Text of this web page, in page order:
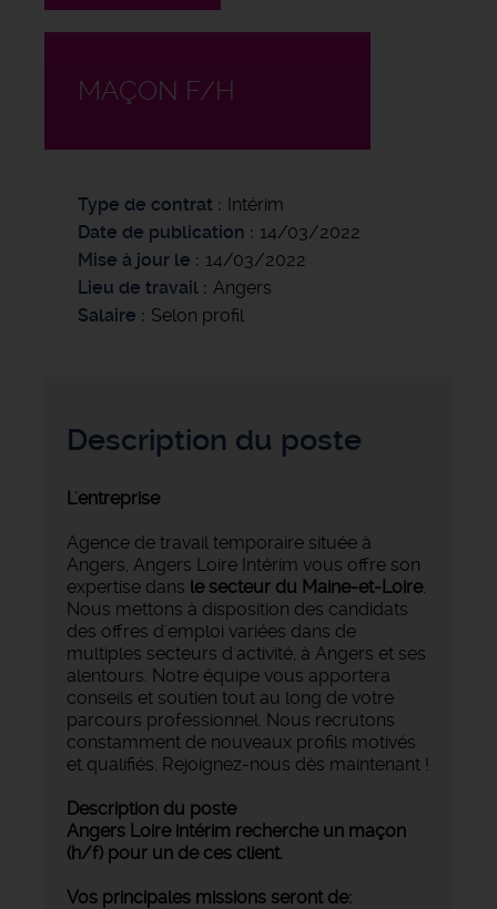
MAÇON F/H
Type de contrat
Intérim
Date de publication
14/03/2022
Mise à jour le
14/03/2022
Lieu de travail
Angers
Salaire
Selon profil
Description du poste
L'entreprise
Agence de travail temporaire située à
Angers, Angers Loire Intérim vous offre son
expertise dans le secteur du Maine-et-Loire.
Nous mettons à disposition des candidats
des offres d'emploi variées dans de
multiples secteurs d'activité, à Angers et ses
alentours. Notre équipe vous apportera
conseils et soutien tout au long de votre
parcours professionnel. Nous recrutons
constamment de nouveaux profils motivés
et qualifiés. Rejoignez-nous dès maintenant !
Description du poste
Angers Loire intérim recherche un maçon
(h/f) pour un de ces client.
Vos principales missions seront de: